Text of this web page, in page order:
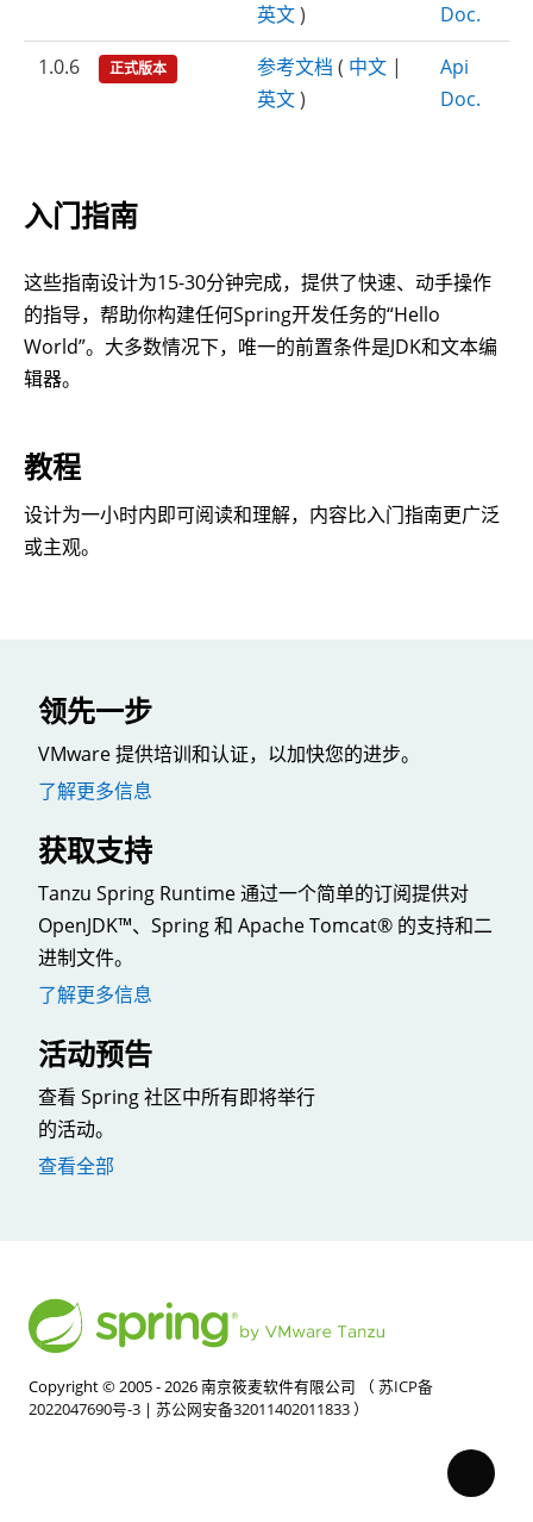
英文)
Doc.
1.0.6
正式版本 参考文档 ( 中文 |
英文)
Api
Doc.
入门指南
这些指南设计为15-30分钟完成，提供了快速、动手操作
的指导，帮助你构建任何Spring开发任务的“Hello
World”。大多数情况下，唯一的前置条件是JDK和文本编
辑器。
教程
设计为一小时内即可阅读和理解，内容比入门指南更广泛
或主观。
领先一步
VMware 提供培训和认证，以加快您的进步。
了解更多信息
获取支持
Tanzu Spring Runtime 通过一个简单的订阅提供对
OpenJDK™、Spring 和 Apache Tomcat® 的支持和二
进制文件。
了解更多信息
活动预告
查看 Spring 社区中所有即将举行
的活动。
查看全部
Copyright © 2005 - 2026 南京筱麦软件有限公司 （ 苏ICP备
2022047690号-3 | 苏公网安备32011402011833）